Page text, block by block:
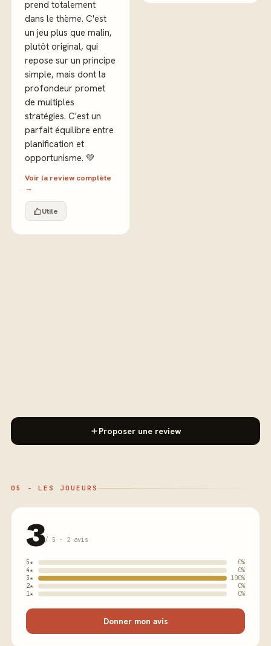
prend totalement
dans le thème. C'est
un jeu plus que malin,
plutôt original, qui
repose sur un principe
simple, mais dont la
profondeur promet
de multiples
stratégies. C'est un
parfait équilibre entre
planification et
opportunisme. 💚
Voir la review complète
→
Utile
Proposer une review
05 - LES JOUEURS
3/ 5 · 2 avis
5★
0%
4★
0%
3★
100%
2★
0%
1★
0%
Donner mon avis